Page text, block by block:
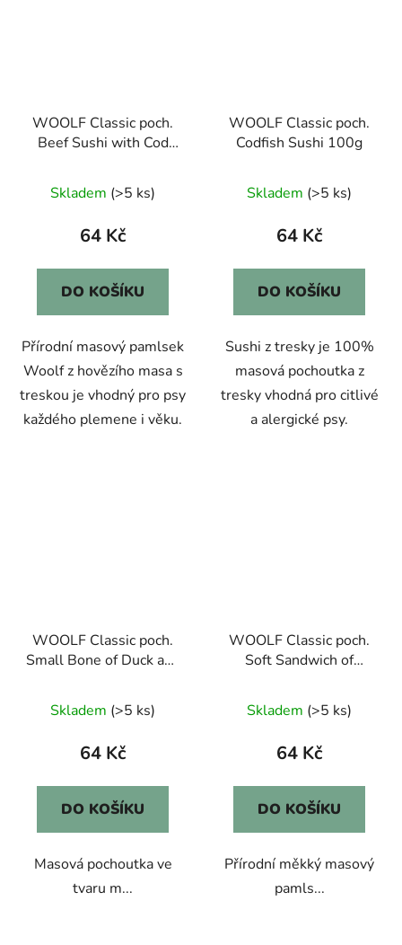
WOOLF Classic poch.
Beef Sushi with Cod
Skladem (>5 ks)
64 Kč
DO KOŠÍKU
Přírodní masový pamlsek
Woolf z hovězího masa s
treskou je vhodný pro psy
každého plemene i věku.
WOOLF Classic poch.
Codfish Sushi 100g
Skladem (>5 ks)
64 Kč
DO KOŠÍKU
Sushi z tresky je 100%
masová pochoutka z
tresky vhodná pro citlivé
a alergické psy.
WOOLF Classic poch.
Small Bone of Duck and
Skladem (>5 ks)
64 Kč
DO KOŠÍKU
Masová pochoutka ve
tvaru m...
WOOLF Classic poch.
Soft Sandwich of
Skladem (>5 ks)
64 Kč
DO KOŠÍKU
Přírodní měkký masový
pamls...